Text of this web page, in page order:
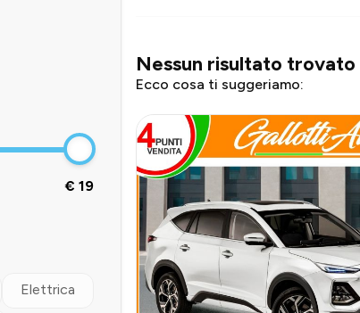
€ 19
Elettrica
Nessun risultato trovato
Ecco cosa ti suggeriamo: